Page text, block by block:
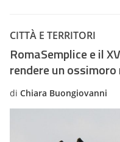
CITTÀ E TERRITORI
RomaSemplice e il
rendere un
di Chiara Buongiovanni